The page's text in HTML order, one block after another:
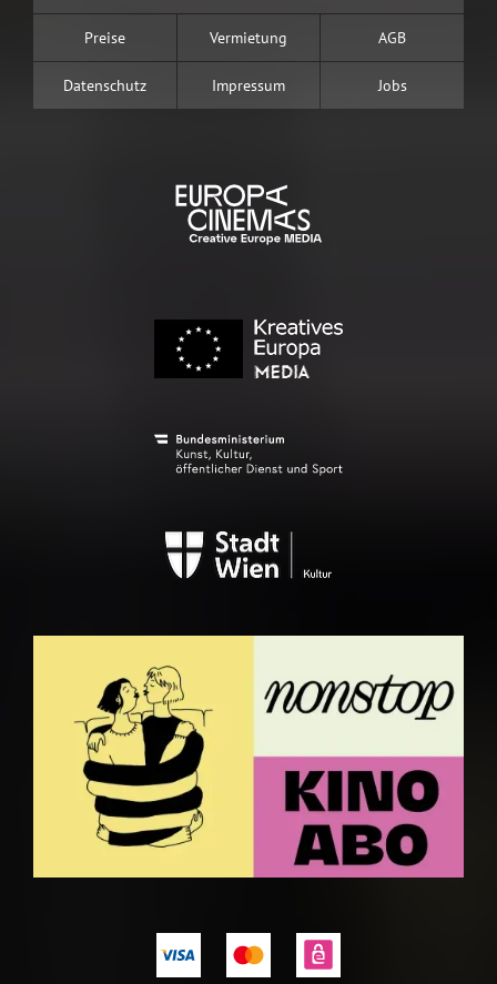
Preise Vermietung AGB
Datenschutz Impressum Jobs